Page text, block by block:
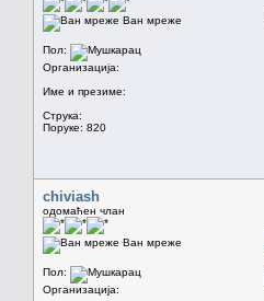
Ван мреже
Пол:
Организација:
Име и презиме:
Струка:
Поруке: 820
chiviash
одомаћен члан
Ван мреже
Пол:
Организација: